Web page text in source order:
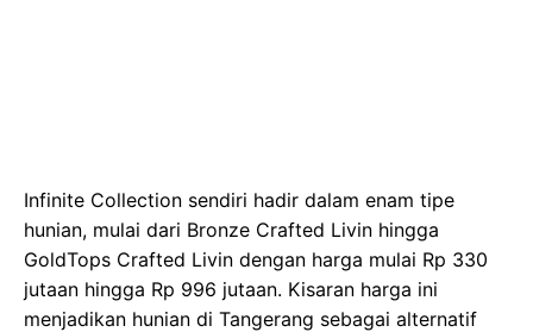
Infinite Collection sendiri hadir dalam enam tipe
hunian, mulai dari Bronze Crafted Livin hingga
GoldTops Crafted Livin dengan harga mulai Rp 330
jutaan hingga Rp 996 jutaan. Kisaran harga ini
menjadikan hunian di Tangerang sebagai alternatif